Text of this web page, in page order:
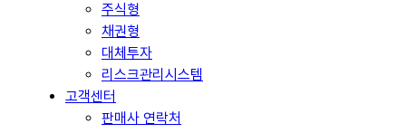
주식형
채권형
대체투자
리스크관리시스템
고객센터
판매사 연락처